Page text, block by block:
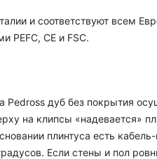
и соответствуют всем
PEFC, CE и FSC.
Pedross дуб без покрытия
на клипсы «надевается»
плинтуса есть
Если стены и пол